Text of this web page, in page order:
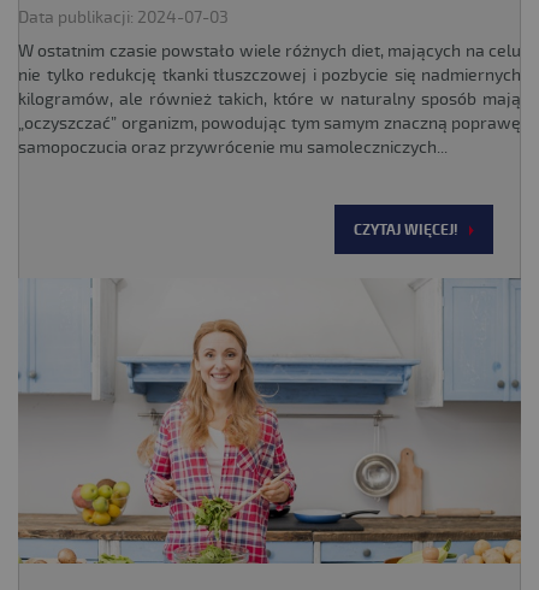
Data publikacji: 2024-07-03
W ostatnim czasie powstało wiele różnych diet, mających na celu
nie tylko redukcję tkanki tłuszczowej i pozbycie się nadmiernych
kilogramów, ale również takich, które w naturalny sposób mają
„oczyszczać” organizm, powodując tym samym znaczną poprawę
samopoczucia oraz przywrócenie mu samoleczniczych...
CZYTAJ WIĘCEJ!